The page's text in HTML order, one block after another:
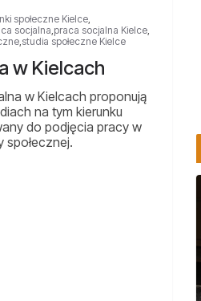
społeczne Kielce,
socjalna praca socjalna Kielce,
, studia społeczne Kielce
w Kielcach
w Kielcach proponują
na tym kierunku
do podjęcia pracy w